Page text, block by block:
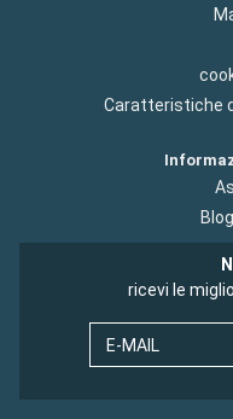
Caratteristiche
ricevi le
E-MAIL